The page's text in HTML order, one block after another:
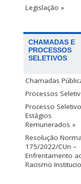
Legislação »
CHAMADAS E
PROCESSOS
SELETIVOS
Chamadas
Processos
Processo
Estágios
Remunerados »
Resolução
175/2022/CUn –
Enfrentamento
Racismo